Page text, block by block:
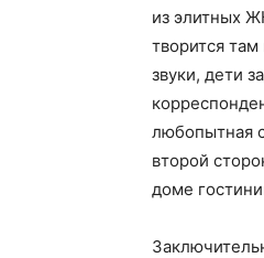
из элитных
творится
звуки, дети
любопытная
второй
доме